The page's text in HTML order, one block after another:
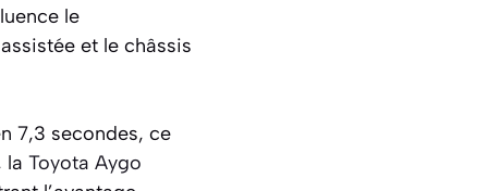
le
et le châssis
7,3 secondes, ce
la Toyota Aygo